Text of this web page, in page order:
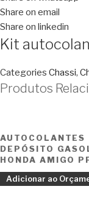
Share on email
Share on linkedin
Kit
Categories Chassi,
Produtos
AUTOCOLANTES
DEPÓSITO
HONDA AMIGO
Adicionar ao